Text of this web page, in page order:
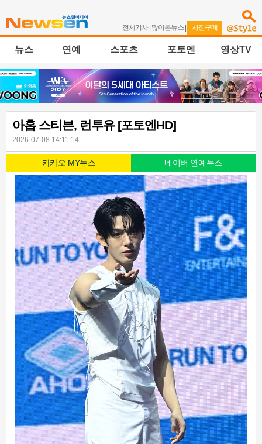
전체기사| 많이본뉴스 | 사진구매
뉴스 연예 스포츠 포토엔 영상TV
아홉 스티븐, 런투유 [포토엔HD]
2026-07-08 14:11:14
카카오 MY뉴스 네이버 연예뉴스